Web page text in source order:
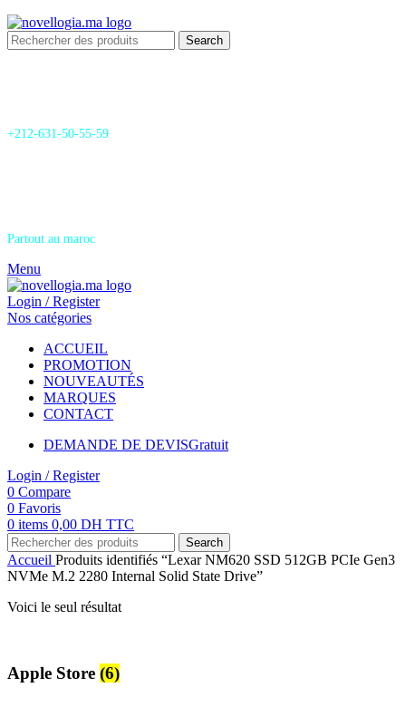
Search
+212-631-50-55-59
Partout au maroc
Menu
Login / Register
Nos catégories
ACCUEIL
PROMOTION
NOUVEAUTÉS
MARQUES
CONTACT
DEMANDE DE DEVISGratuit
Login / Register
0 Compare
0 Favoris
0 items 0,00 DH TTC
Search
Accueil Produits identifiés “Lexar NM620 SSD 512GB PCIe Gen3
NVMe M.2 2280 Internal Solid State Drive”
Voici le seul résultat
Apple Store (6)